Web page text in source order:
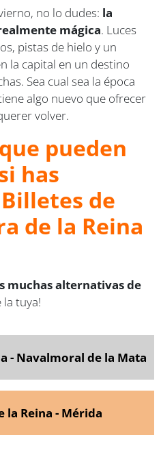
no lo dudes: la
mágica. Luces
pistas de hielo y un
la capital en un destino
Sea cual sea la época
algo nuevo que ofrecer
volver.
pueden
has
de
de la Reina
muchas alternativas de
la tuya!
- Navalmoral de la Mata
la Reina - Mérida